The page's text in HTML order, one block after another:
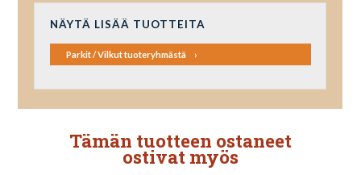
NÄYTÄ LISÄÄ TUOTTEITA
Parkit / Vilkut tuoteryhmästä
Tämän tuotteen ostaneet
ostivat myös